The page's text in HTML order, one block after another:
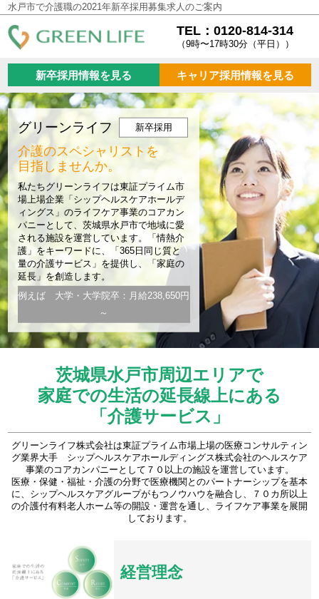
水戸市で介護職の2021年新卒採用募集求人のご案内
TEL：0120-814-314
（9時〜17時30分（平日））
新卒採用情報を見る キャリア採用情報を見る
グリーンライフ 新卒採用
介護のスペシャリストを
目指しませんか。
私たちグリーンライフは東証プライム市
場上場企業「シップヘルスケアホールデ
ィングス」のライフケア事業のコアカン
パニーとして、茨城県水戸市で地域に愛
される施設を運営しています。「情熱介
護」をキーワードに、「365日同じ質と
量の介護サービス」を提供し、「家庭の
延長」を創造します。
例えば 大学・大学院卒：月給238,650円
～
茨城県水戸市周辺エリアで
家庭での生活の延長線上にある
「介護サービス」
グリーンライフ株式会社は東証プライム市場上場の医療コンサルティン
グ業界大手 シップヘルスケアホールディングス株式会社のヘルスケア
事業のコアカンパニーとして７０以上の施設を運営しています。
医療・保健・福祉・介護の分野で医療機関とのパートナーシップを基本
に、シップヘルスケアグループがもつノウハウを融合し、７０カ所以上
の介護付有料老人ホーム等の開設・運営を通し、ライフケア事業を展開
しております。
経営理念